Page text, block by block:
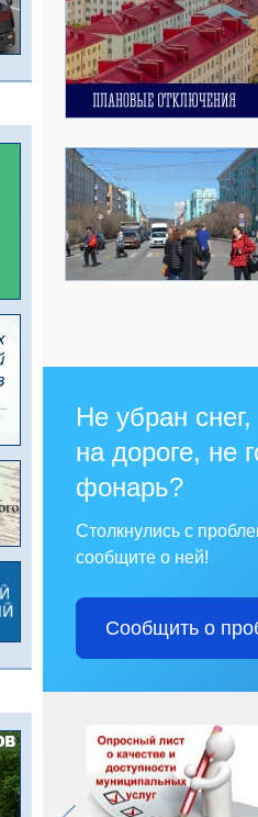
Не убран
на дороге, не
фонарь?
Столкнулись с
сообщите о ней!
Сообщить о